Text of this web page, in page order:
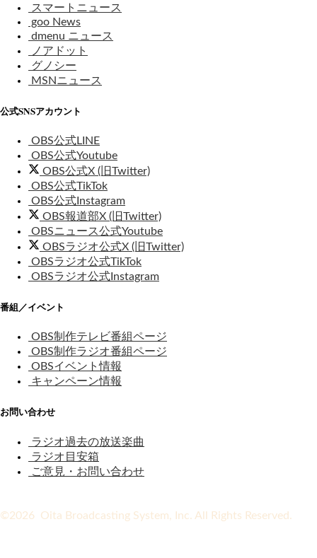
スマートニュース
goo News
dmenu ニュース
ノアドット
グノシー
MSNニュース
公式SNSアカウント
OBS公式LINE
OBS公式Youtube
OBS公式X (旧Twitter)
OBS公式TikTok
OBS公式Instagram
OBS報道部X (旧Twitter)
OBSニュース公式Youtube
OBSラジオ公式X (旧Twitter)
OBSラジオ公式TikTok
OBSラジオ公式Instagram
番組／イベント
OBS制作テレビ番組ページ
OBS制作ラジオ番組ページ
OBSイベント情報
キャンペーン情報
お問い合わせ
ラジオ過去の放送楽曲
ラジオ目安箱
ご意見・お問い合わせ
©2026 Oita Broadcasting System, Inc. All Rights Reserved.